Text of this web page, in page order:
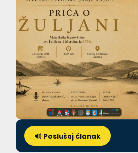
🔊 Poslušaj članak